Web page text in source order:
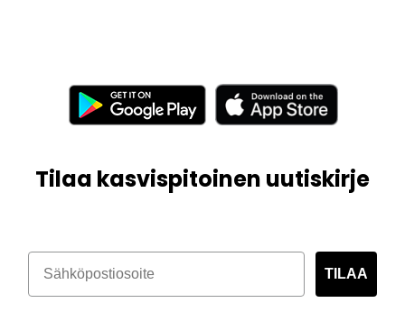
Tilaa kasvispitoinen uutiskirje
TILAA